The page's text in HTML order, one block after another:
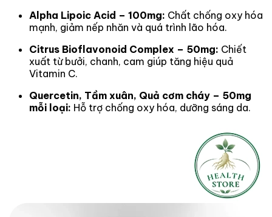
Alpha Lipoic Acid – 100mg: Chất chống oxy hóa
mạnh, giảm nếp nhăn và quá trình lão hóa.
Citrus Bioflavonoid Complex – 50mg: Chiết
xuất từ bưởi, chanh, cam giúp tăng hiệu quả
Vitamin C.
Quercetin, Tầm xuân, Quả cơm cháy – 50mg
mỗi loại: Hỗ trợ chống oxy hóa, dưỡng sáng da.